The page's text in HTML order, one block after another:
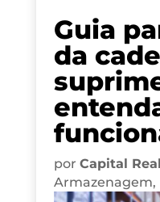
Guia
da
porCapital
Armazenagem,